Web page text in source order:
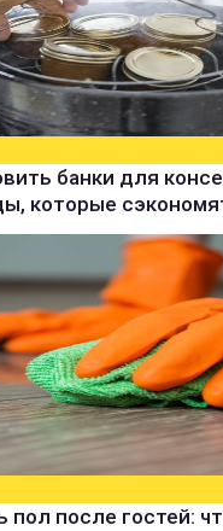
банки для
которые
после гостей: